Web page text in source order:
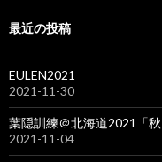
最近の投稿
EULEN2021
2021-11-30
葉隠訓練＠北海道2021「秋
2021-11-04